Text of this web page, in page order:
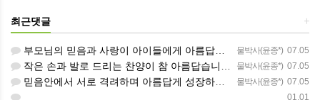
+
최근댓글
물박사(윤종*) 07.05
부모님의 믿음과 사랑이 아이들에게 아름답게 이어지길 축복합니다
물박사(윤종*) 07.05
작은 손과 발로 드리는 찬양이 참 아름답습니다 하나님의 사랑이 늘 함께하길 기도합니다
물박사(윤종*) 07.05
믿음안에서 서로 격려하며 아름답게 성장하는 중고등부가 되길 응원합니다
01.01